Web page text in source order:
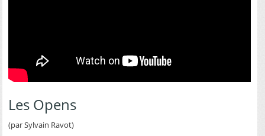
Les Opens
(par Sylvain Ravot)